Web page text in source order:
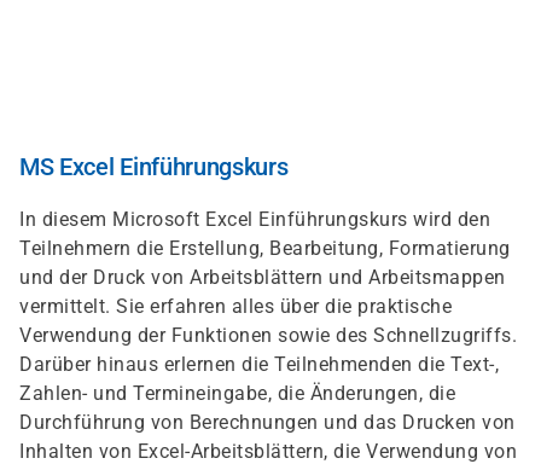
MS Excel Einführungskurs
In diesem Microsoft Excel Einführungskurs wird den
Teilnehmern die Erstellung, Bearbeitung, Formatierung
und der Druck von Arbeitsblättern und Arbeitsmappen
vermittelt. Sie erfahren alles über die praktische
Verwendung der Funktionen sowie des Schnellzugriffs.
Darüber hinaus erlernen die Teilnehmenden die Text-,
Zahlen- und Termineingabe, die Änderungen, die
Durchführung von Berechnungen und das Drucken von
Inhalten von Excel-Arbeitsblättern, die Verwendung von